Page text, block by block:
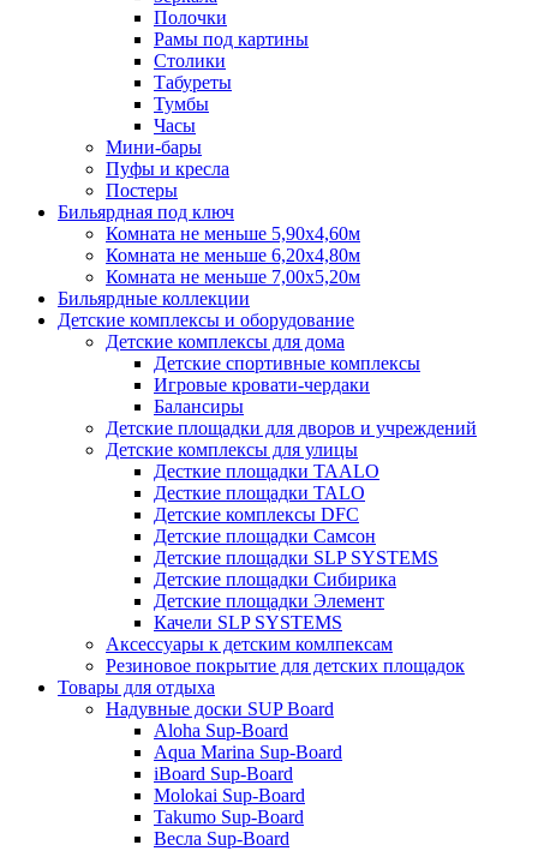
Полочки
Рамы под картины
Столики
Табуреты
Тумбы
Часы
Мини-бары
Пуфы и кресла
Постеры
Бильярдная под ключ
Комната не меньше 5,90х4,60м
Комната не меньше 6,20х4,80м
Комната не меньше 7,00х5,20м
Бильярдные коллекции
Детские комплексы и оборудование
Детские комплексы для дома
Детские спортивные комплексы
Игровые кровати-чердаки
Балансиры
Детские площадки для дворов и учреждений
Детские комплексы для улицы
Десткие площадки TAALO
Десткие площадки TALO
Детские комплексы DFC
Детские площадки Самсон
Детские площадки SLP SYSTEMS
Детские площадки Сибирика
Детские площадки Элемент
Качели SLP SYSTEMS
Аксессуары к детским комлпексам
Резиновое покрытие для детских площадок
Товары для отдыха
Надувные доски SUP Board
Aloha Sup-Board
Aqua Marina Sup-Board
iBoard Sup-Board
Molokai Sup-Board
Takumo Sup-Board
Весла Sup-Board